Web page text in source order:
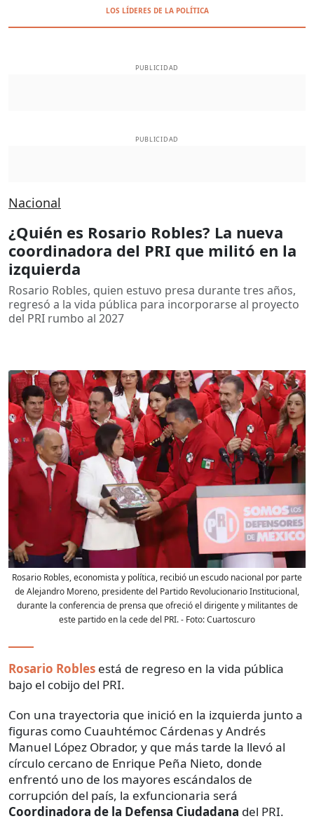
LOS LÍDERES DE LA POLÍTICA
PUBLICIDAD
PUBLICIDAD
Nacional
¿Quién es Rosario Robles? La nueva
coordinadora del PRI que militó en la
izquierda
Rosario Robles, quien estuvo presa durante tres años,
regresó a la vida pública para incorporarse al proyecto
del PRI rumbo al 2027
Rosario Robles, economista y política, recibió un escudo nacional por parte
de Alejandro Moreno, presidente del Partido Revolucionario Institucional,
durante la conferencia de prensa que ofreció el dirigente y militantes de
este partido en la cede del PRI.- Foto:Cuartoscuro
Rosario Robles está de regreso en la vida pública
bajo el cobijo del PRI.
Con una trayectoria que inició en la izquierda junto a
figuras como Cuauhtémoc Cárdenas y Andrés
Manuel López Obrador, y que más tarde la llevó al
círculo cercano de Enrique Peña Nieto, donde
enfrentó uno de los mayores escándalos de
corrupción del país, la exfuncionaria será
Coordinadora de la Defensa Ciudadana del PRI.